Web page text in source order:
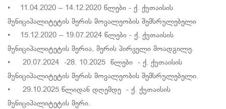
• 11.04.2020 – 14.12.2020 წლები - ქ. ქუთაისის
მუნიციპალიტეტის მერის მოვალეობის შემსრულებელი
• 15.12.2020 – 19.07.2024 წლები - ქ. ქუთაისის
მუნიციპალიტეტის მერია, მერის პირველი მოადგილე.
• 20.07.2024 -28. 10.2025 წლები - ქ. ქუთაისის
მუნიციპალიტეტის მერის მოვალეობის შემსრულებელი.
• 29.10.2025 წლიდან დღემდე - ქ. ქუთაისის
მუნიციპალიტეტის მერი.